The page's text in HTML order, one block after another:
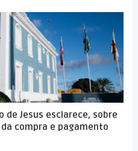
de Jesus esclarece, sobre
compra e pagamento